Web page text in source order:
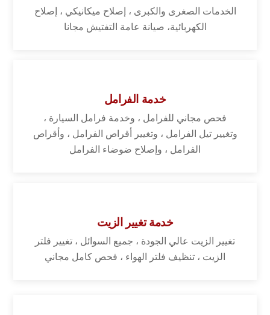
الخدمات الصغرى والكبرى ، إصلاح ميكانيكي ، إصلاح
الكهربائية، صيانة عامة التفتيش مجانا
خدمة الفرامل
فحص مجاني للفرامل ، وخدمة فرامل السيارة ،
وتغيير تيل الفرامل ، وتغيير أقراص الفرامل ، وأقراص
الفرامل ، وإصلاح ضوضاء الفرامل
خدمة تغيير الزيت
تغيير الزيت عالي الجودة ، جميع السوائل ، تغيير فلتر
الزيت ، تنظيف فلتر الهواء ، فحص كامل مجاني